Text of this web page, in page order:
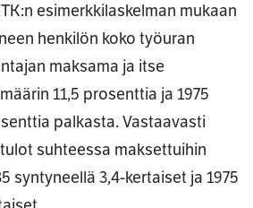
esimerkkilaskelman mukaan
henkilön koko työuran
maksama ja itse
11,5 prosenttia ja 1975
palkasta. Vastaavasti
suhteessa maksettuihin
syntyneellä 3,4-kertaiset ja 1975